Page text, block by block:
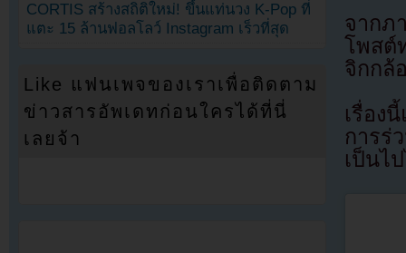
จากภ
โพสต์
จิกกล้
เรื่อง
การร่
เป็นไ
CORTIS สร้างสถิติใหม่! ขึ้นแท่นวง K-Pop ที่
แตะ 15 ล้านฟอลโลว์ Instagram เร็วที่สุด
Like แฟนเพจของเราเพื่อติดตาม
ข่าวสารอัพเดทก่อนใครได้ที่นี่
เลยจ้า